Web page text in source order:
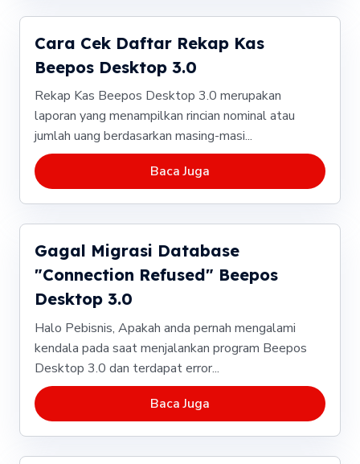
Cara Cek Daftar Rekap Kas
Beepos Desktop 3.0
Rekap Kas Beepos Desktop 3.0 merupakan
laporan yang menampilkan rincian nominal atau
jumlah uang berdasarkan masing-masi...
Baca Juga
Gagal Migrasi Database
"Connection Refused" Beepos
Desktop 3.0
Halo Pebisnis, Apakah anda pernah mengalami
kendala pada saat menjalankan program Beepos
Desktop 3.0 dan terdapat error...
Baca Juga